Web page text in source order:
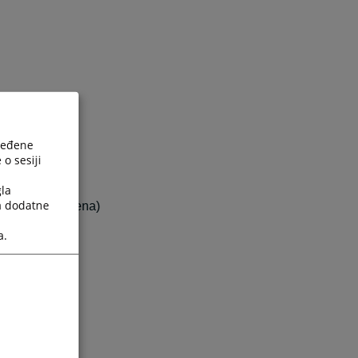
radnog vremena)
o sesiji
dodatne